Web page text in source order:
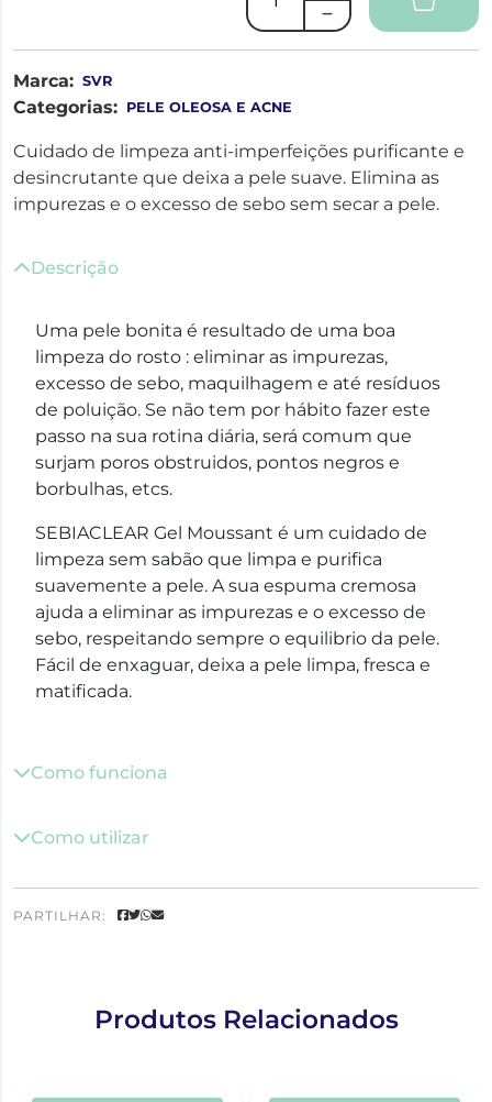
Marca: SVR
Categorias: PELE OLEOSA E ACNE
Cuidado de limpeza anti-imperfeições purificante e
desincrutante que deixa a pele suave. Elimina as
impurezas e o excesso de sebo sem secar a pele.
Descrição
Uma pele bonita é resultado de uma boa
limpeza do rosto : eliminar as impurezas,
excesso de sebo, maquilhagem e até resíduos
de poluição. Se não tem por hábito fazer este
passo na sua rotina diária, será comum que
surjam poros obstruidos, pontos negros e
borbulhas, etcs.
SEBIACLEAR Gel Moussant é um cuidado de
limpeza sem sabão que limpa e purifica
suavemente a pele. A sua espuma cremosa
ajuda a eliminar as impurezas e o excesso de
sebo, respeitando sempre o equilibrio da pele.
Fácil de enxaguar, deixa a pele limpa, fresca e
matificada.
Como funciona
Como utilizar
PARTILHAR:
Produtos Relacionados